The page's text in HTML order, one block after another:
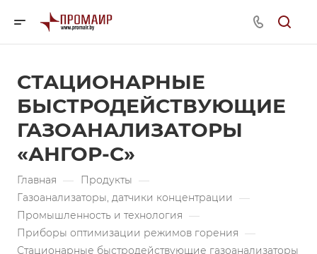
СТАЦИОНАРНЫЕ
БЫСТРОДЕЙСТВУЮЩИЕ
ГАЗОАНАЛИЗАТОРЫ
«АНГОР-С»
Главная — Продукты —
Газоанализаторы, датчики концентрации —
Промышленность и технология —
Приборы оптимизации режимов горения —
Стационарные быстродействующие газоанализаторы